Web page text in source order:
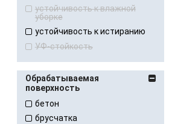
устойчивость к влажной
уборке
устойчивость к истиранию
УФ-стойкость
Обрабатываемая
поверхность
бетон
брусчатка